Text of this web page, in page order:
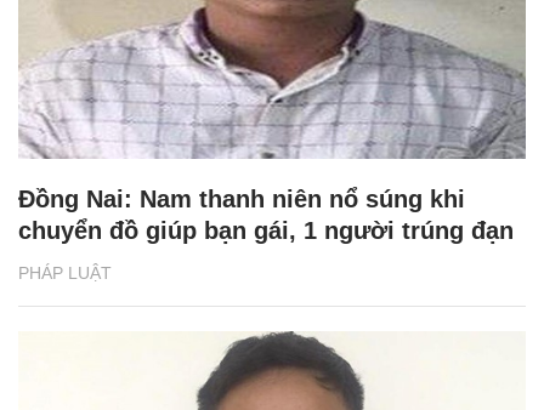
PHÁP LUẬT
Đồng Nai: Nam thanh niên nổ súng khi
chuyển đồ giúp bạn gái, 1 người trúng đạn